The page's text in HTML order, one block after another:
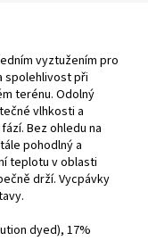
vyztužením pro
spolehlivost při
terénu. Odolný
vlhkosti a
Bez ohledu na
pohodlný a
teplotu v oblasti
drží. Vycpávky
dyed), 17%